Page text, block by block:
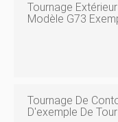
Tournage
Modèle G73
Tournage De
D'exemple De